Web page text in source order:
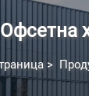
Офсетна
>